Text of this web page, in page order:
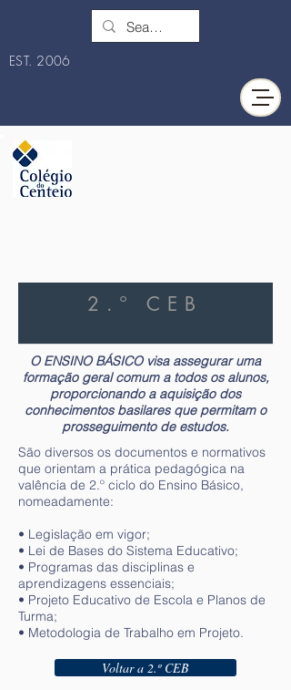
EST. 2006
2.º CEB
O ENSINO BÁSICO visa assegurar uma
formação geral comum a todos os alunos,
proporcionando a aquisição dos
conhecimentos basilares que permitam o
prosseguimento de estudos.
São diversos os documentos e normativos
que orientam a prática pedagógica na
valência de 2.º ciclo do Ensino Básico,
nomeadamente:
• Legislação em vigor;
• Lei de Bases do Sistema Educativo;
• Programas das disciplinas e
aprendizagens essenciais;
• Projeto Educativo de Escola e Planos de
Turma;
• Metodologia de Trabalho em Projeto.
Voltar a 2.º CEB